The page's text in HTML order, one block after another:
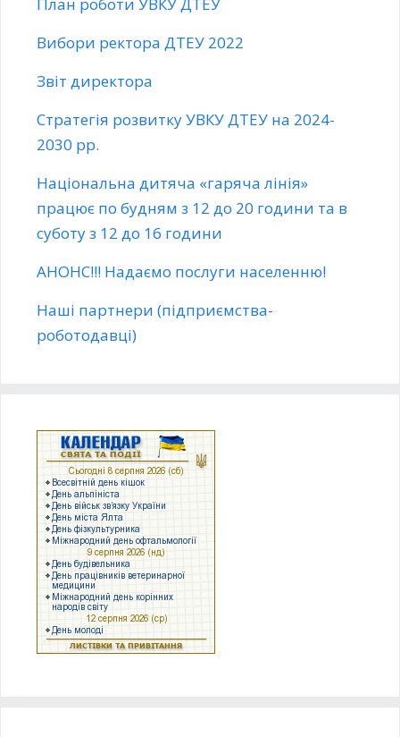
План роботи УВКУ ДТЕУ
Вибори ректора ДТЕУ 2022
Звіт директора
Стратегія розвитку УВКУ ДТЕУ на 2024-
2030 рр.
Національна дитяча «гаряча лінія»
працює по будням з 12 до 20 години та в
суботу з 12 до 16 години
АНОНС!!! Надаємо послуги населенню!
Наші партнери (підприємства-
роботодавці)